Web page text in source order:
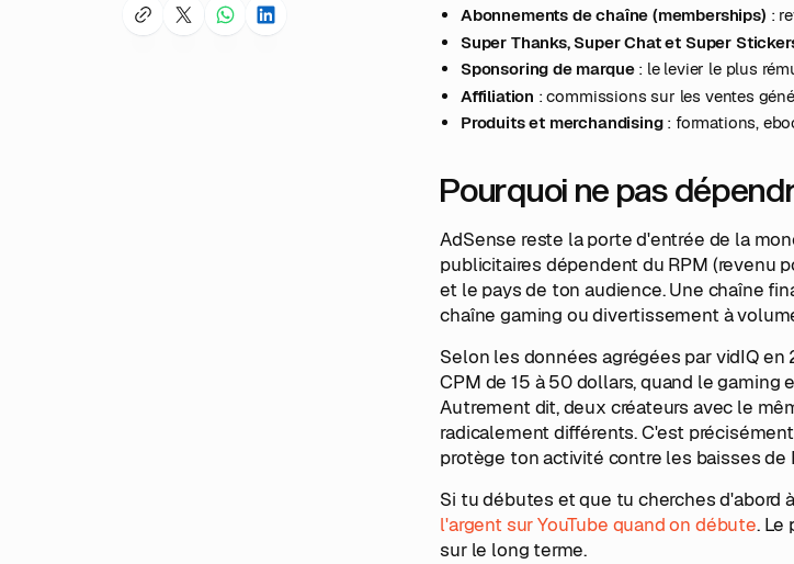
Abonnements de chaîne (memberships) :
Super Thanks, Super Chat et Super
Sponsoring de marque: le levier le plus
Affiliation : commissions sur les ventes
Produits et merchandising: formations,
Pourquoi ne pas
AdSense reste la porte d'entrée de la
publicitaires dépendent du RPM (revenu
et le pays de ton audience. Une chaîne
chaîne gaming ou divertissement à
Selon les données agrégées par vidIQ
CPM de 15 à 50 dollars, quand le
Autrement dit, deux créateurs avec le
radicalement différents. C'est
protège ton activité contre les baisses
Si tu débutes et que tu cherches d'abord
l'argent sur YouTube quand on débute. Le
sur le long terme.